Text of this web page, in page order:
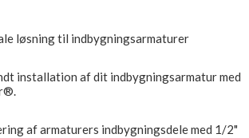
løsning til indbygningsarmaturer
installation af dit indbygningsarmatur med
af armaturers indbygningsdele med 1/2"